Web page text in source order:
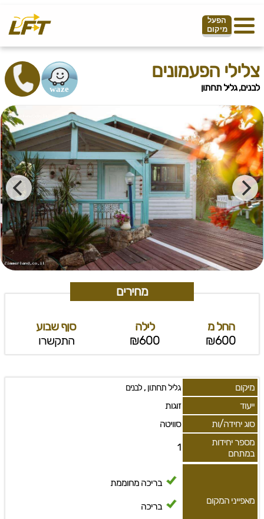
הפעל
מיקום
צלילי הפעמונים
לבנים, גליל תחתון
מחירים
החל מ
₪600
לילה
₪600
סןף שבוע
התקשרו
מיקום גליל תחתון, לבנים
ייעוד
זוגות
סוג יחידה/ות
סוויטה
מספר יחידות
במתחם
1
מאפייני המקום
בריכה מחוממת
בריכה